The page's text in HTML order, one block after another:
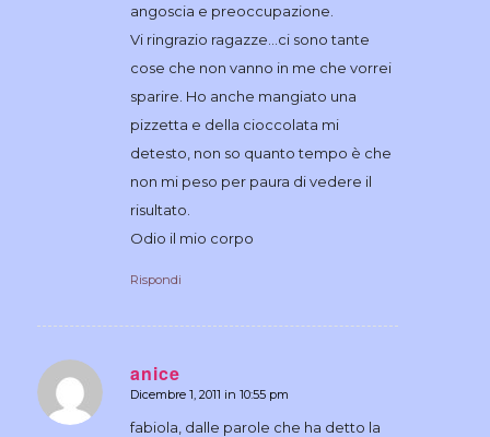
angoscia e preoccupazione.
Vi ringrazio ragazze…ci sono tante
cose che non vanno in me che vorrei
sparire. Ho anche mangiato una
pizzetta e della cioccolata mi
detesto, non so quanto tempo è che
non mi peso per paura di vedere il
risultato.
Odio il mio corpo
Rispondi
anice
dice:
Dicembre 1, 2011 in 10:55 pm
fabiola, dalle parole che ha detto la